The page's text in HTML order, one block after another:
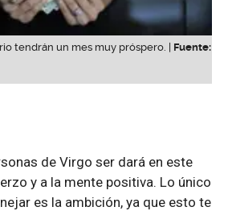
tendrán un mes muy próspero. | Fuente:
de Virgo ser dará en este
y a la mente positiva. Lo único
es la ambición, ya que esto te